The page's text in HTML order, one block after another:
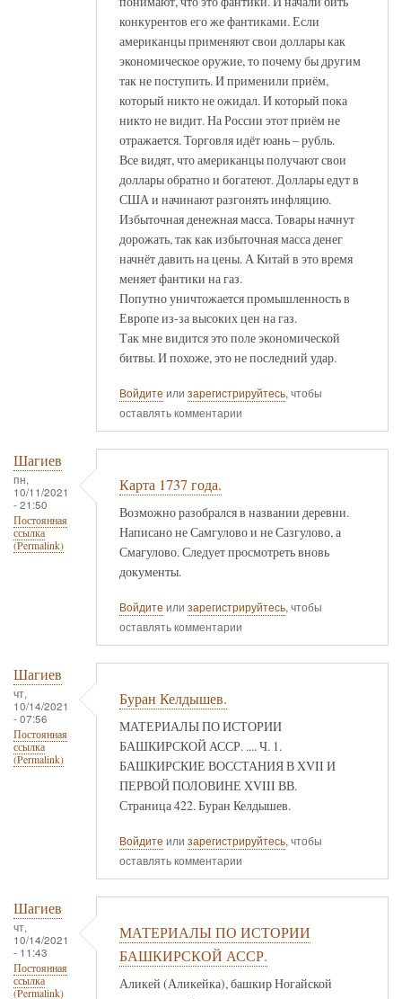
конкурентов его же фантиками. Если
американцы применяют свои доллары как
экономическое оружие, то почему бы другим
так не поступить. И применили приём,
который никто не ожидал. И который пока
никто не видит. На России этот приём не
отражается. Торговля идёт юань – рубль.
Все видят, что американцы получают свои
доллары обратно и богатеют. Доллары едут в
США и начинают разгонять инфляцию.
Избыточная денежная масса. Товары начнут
дорожать, так как избыточная масса денег
начнёт давить на цены. А Китай в это время
меняет фантики на газ.
Попутно уничтожается промышленность в
Европе из-за высоких цен на газ.
Так мне видится это поле экономической
битвы. И похоже, это не последний удар.
Войдите или зарегистрируйтесь, чтобы
оставлять комментарии
Шагиев
пн,
10/11/2021
- 21:50
Постоянная
ссылка
(Permalink)
Карта 1737 года.
Возможно разобрался в названии деревни.
Написано не Самгулово и не Сазгулово, а
Смагулово. Следует просмотреть вновь
документы.
Войдите или зарегистрируйтесь, чтобы
оставлять комментарии
Шагиев
чт,
10/14/2021
- 07:56
Постоянная
ссылка
(Permalink)
Буран Келдышев.
МАТЕРИАЛЫ ПО ИСТОРИИ
БАШКИРСКОЙ АССР. .... Ч. 1.
БАШКИРСКИЕ ВОССТАНИЯ В XVII И
ПЕРВОЙ ПОЛОВИНЕ XVIII ВВ.
Страница 422. Буран Келдышев.
Войдите или зарегистрируйтесь, чтобы
оставлять комментарии
Шагиев
чт,
10/14/2021
- 11:43
Постоянная
ссылка
(Permalink)
МАТЕРИАЛЫ ПО ИСТОРИИ
БАШКИРСКОЙ АССР.
Аликей (Аликейка), башкир Ногайской